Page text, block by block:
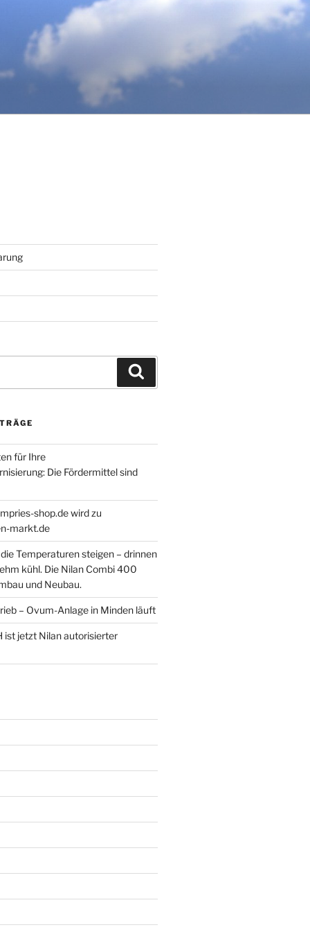
für Ihre
Die Fördermittel sind
shop.de wird zu
markt.de
Temperaturen steigen – drinnen
kühl. Die Nilan Combi 400
und Neubau.
– Ovum-Anlage in Minden läuft
ist jetzt Nilan autorisierter